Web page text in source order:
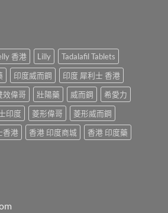
香港 Lilly
Tadalafil Tablets
印度威而鋼
印度 犀利士 香港
效偉哥 壯陽藥 威而鋼
希愛力
印度 菱形偉哥
菱形威而鋼
香港 香港 印度商城 香港 印度藥